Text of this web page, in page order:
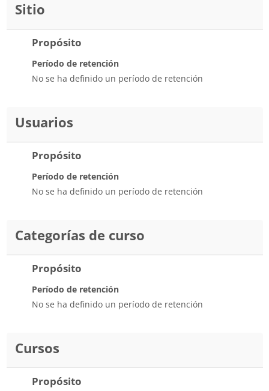
Sitio
Propósito
Período de retención
No se ha definido un período de retención
Usuarios
Propósito
Período de retención
No se ha definido un período de retención
Categorías de curso
Propósito
Período de retención
No se ha definido un período de retención
Cursos
Propósito